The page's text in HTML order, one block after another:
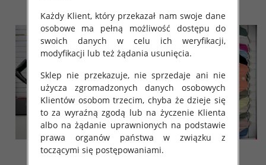
Każdy Klient, który przekazał nam swoje dane
osobowe ma pełną możliwość dostępu do
swoich danych w celu ich weryfikacji,
modyfikacji lub też żądania usunięcia.
Sklep nie przekazuje, nie sprzedaje ani nie
użycza zgromadzonych danych osobowych
Klientów osobom trzecim, chyba że dzieje się
to za wyraźną zgodą lub na życzenie Klienta
albo na żądanie uprawnionych na podstawie
prawa organów państwa w związku z
toczącymi się postępowaniami.